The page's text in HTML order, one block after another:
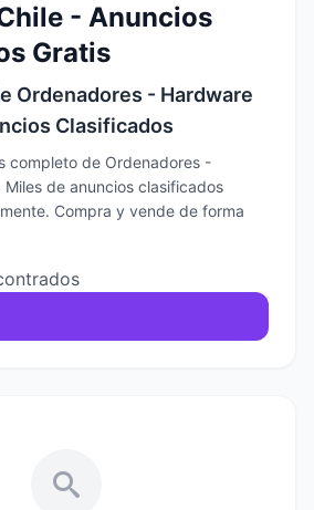
- Anuncios
Gratis
Ordenadores - Hardware
Clasificados
completo de Ordenadores -
Miles de anuncios clasificados
Compra y vende de forma